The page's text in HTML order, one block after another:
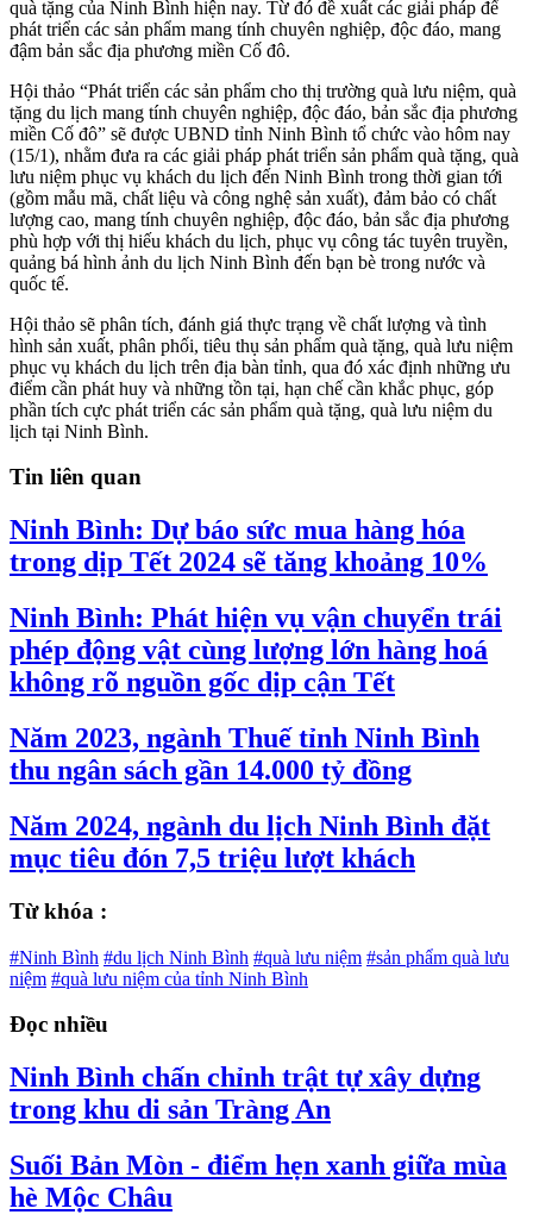
quà tặng của Ninh Bình hiện nay. Từ đó đề xuất các giải pháp để
phát triển các sản phẩm mang tính chuyên nghiệp, độc đáo, mang
đậm bản sắc địa phương miền Cố đô.
Hội thảo “Phát triển các sản phẩm cho thị trường quà lưu niệm, quà
tặng du lịch mang tính chuyên nghiệp, độc đáo, bản sắc địa phương
miền Cố đô” sẽ được UBND tỉnh Ninh Bình tổ chức vào hôm nay
(15/1), nhằm đưa ra các giải pháp phát triển sản phẩm quà tặng, quà
lưu niệm phục vụ khách du lịch đến Ninh Bình trong thời gian tới
(gồm mẫu mã, chất liệu và công nghệ sản xuất), đảm bảo có chất
lượng cao, mang tính chuyên nghiệp, độc đáo, bản sắc địa phương
phù hợp với thị hiếu khách du lịch, phục vụ công tác tuyên truyền,
quảng bá hình ảnh du lịch Ninh Bình đến bạn bè trong nước và
quốc tế.
Hội thảo sẽ phân tích, đánh giá thực trạng về chất lượng và tình
hình sản xuất, phân phối, tiêu thụ sản phẩm quà tặng, quà lưu niệm
phục vụ khách du lịch trên địa bàn tỉnh, qua đó xác định những ưu
điểm cần phát huy và những tồn tại, hạn chế cần khắc phục, góp
phần tích cực phát triển các sản phẩm quà tặng, quà lưu niệm du
lịch tại Ninh Bình.
Tin liên quan
Ninh Bình: Dự báo sức mua hàng hóa
trong dịp Tết 2024 sẽ tăng khoảng 10%
Ninh Bình: Phát hiện vụ vận chuyển trái
phép động vật cùng lượng lớn hàng hoá
không rõ nguồn gốc dịp cận Tết
Năm 2023, ngành Thuế tỉnh Ninh Bình
thu ngân sách gần 14.000 tỷ đồng
Năm 2024, ngành du lịch Ninh Bình đặt
mục tiêu đón 7,5 triệu lượt khách
Từ khóa :
#Ninh Bình #du lịch Ninh Bình #quà lưu niệm #sản phẩm quà lưu
niệm #quà lưu niệm của tỉnh Ninh Bình
Đọc nhiều
Ninh Bình chấn chỉnh trật tự xây dựng
trong khu di sản Tràng An
Suối Bản Mòn - điểm hẹn xanh giữa mùa
hè Mộc Châu